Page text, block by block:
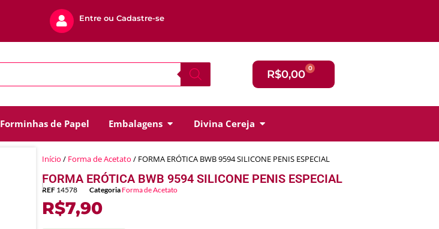
Entre ou Cadastre-se
R$0,00 0
Forminhas de Papel Embalagens Divina Cereja
Início / Forma de Acetato / FORMA ERÓTICA BWB 9594 SILICONE PENIS ESPECIAL
FORMA ERÓTICA BWB 9594 SILICONE PENIS ESPECIAL
REF 14578 Categoria Forma de Acetato
R$7,90